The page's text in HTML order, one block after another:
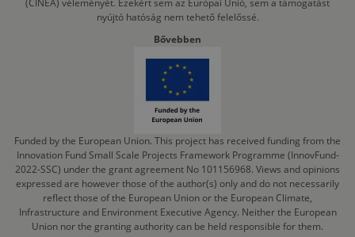
(CINEA) véleményét. Ezekért sem az Európai Unió, sem a támogatást
nyújtó hatóság nem tehető felelőssé.
Bővebben
Funded by the European Union. This project has received funding from the
Innovation Fund Small Scale Projects Framework Programme (InnovFund-
2022-SSC) under the grant agreement No 101156968. Views and opinions
expressed are however those of the author(s) only and do not necessarily
reflect those of the European Union or the European Climate,
Infrastructure and Environment Executive Agency. Neither the European
Union nor the granting authority can be held responsible for them.